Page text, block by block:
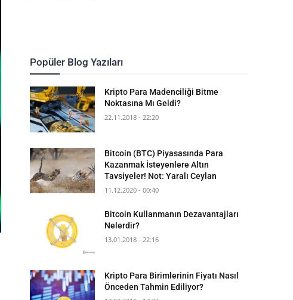
Popüler Blog Yazıları
Kripto Para Madenciliği Bitme
Noktasına Mı Geldi?
22.11.2018 - 22:20
Bitcoin (BTC) Piyasasında Para
Kazanmak İsteyenlere Altın
Tavsiyeler! Not: Yaralı Ceylan
11.12.2020 - 00:40
Bitcoin Kullanmanın Dezavantajları
Nelerdir?
13.01.2018 - 22:16
Kripto Para Birimlerinin Fiyatı Nasıl
Önceden Tahmin Ediliyor?